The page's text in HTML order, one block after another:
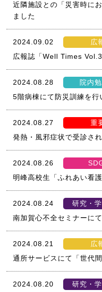
近隣施設との「災害時に
ました
2024.09.02
広
広報誌「Well Times
2024.08.28
院内
5階病棟にて防災訓練を行
2024.08.27
重
発熱・風邪症状で受診さ
2024.08.26
明峰高校生「ふれあい看
2024.08.24
研究・
南加賀心不全セミナーに
2024.08.21
広
通所サービスにて「世代
2024.08.20
研究・